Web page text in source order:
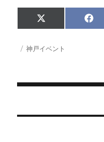
Share
on
X
(
w
r
on
F
a
投 カ
神戸イベント
稿